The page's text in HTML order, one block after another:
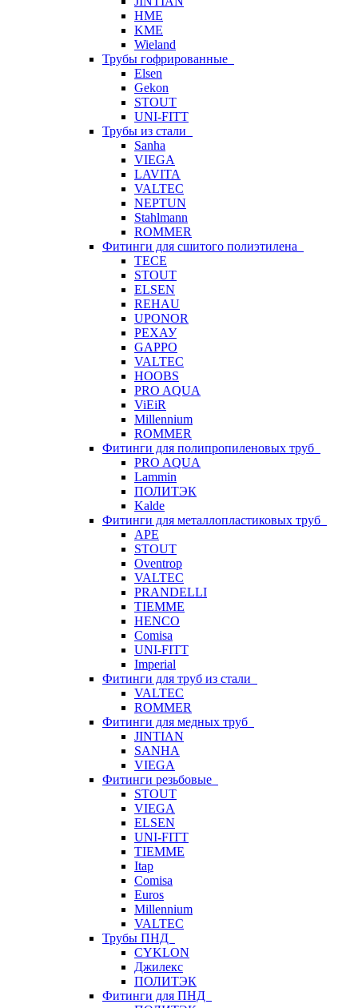
HME
KME
Wieland
Трубы гофрированные
Elsen
Gekon
STOUT
UNI-FITT
Трубы из стали
Sanha
VIEGA
LAVITA
VALTEC
NEPTUN
Stahlmann
ROMMER
Фитинги для сшитого полиэтилена
TECE
STOUT
ELSEN
REHAU
UPONOR
РЕХАУ
GAPPO
VALTEC
HOOBS
PRO AQUA
ViEiR
Millennium
ROMMER
Фитинги для полипропиленовых труб
PRO AQUA
Lammin
ПОЛИТЭК
Kalde
Фитинги для металлопластиковых труб
APE
STOUT
Oventrop
VALTEC
PRANDELLI
TIEMME
HENCO
Comisa
UNI-FITT
Imperial
Фитинги для труб из стали
VALTEC
ROMMER
Фитинги для медных труб
JINTIAN
SANHA
VIEGA
Фитинги резьбовые
STOUT
VIEGA
ELSEN
UNI-FITT
TIEMME
Itap
Comisa
Euros
Millennium
VALTEC
Трубы ПНД
CYKLON
Джилекс
ПОЛИТЭК
Фитинги для ПНД